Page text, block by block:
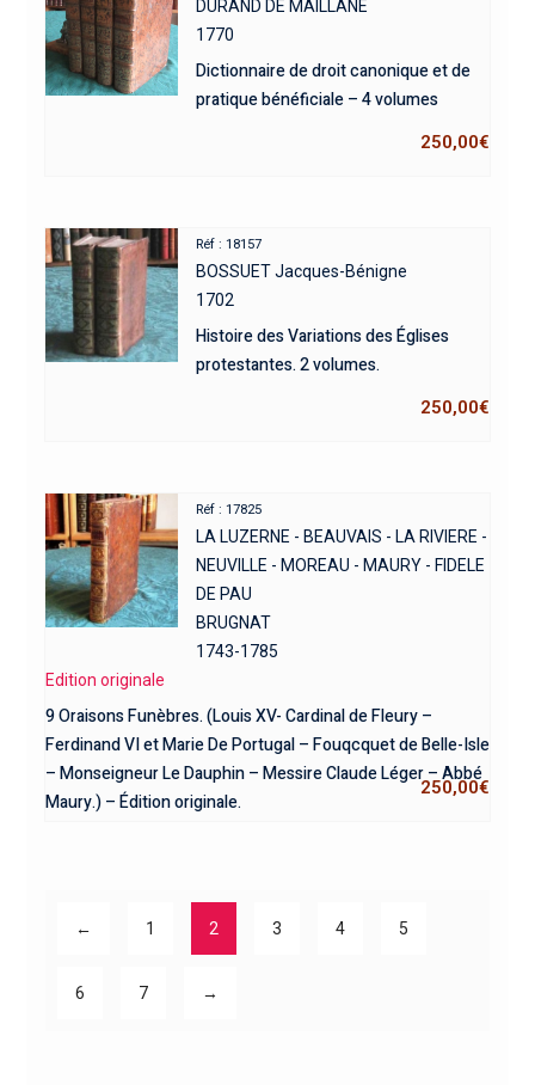
DURAND DE MAILLANE
1770
Dictionnaire de droit canonique et de
pratique bénéficiale – 4 volumes
250,00€
Réf : 18157
BOSSUET Jacques-Bénigne
1702
Histoire des Variations des Églises
protestantes. 2 volumes.
250,00€
Réf : 17825
LA LUZERNE - BEAUVAIS - LA RIVIERE -
NEUVILLE - MOREAU - MAURY - FIDELE
DE PAU
BRUGNAT
1743-1785
Edition originale
9 Oraisons Funèbres. (Louis XV- Cardinal de Fleury –
Ferdinand VI et Marie De Portugal – Fouqcquet de Belle-Isle
– Monseigneur Le Dauphin – Messire Claude Léger – Abbé
Maury.) – Édition originale.
250,00€
← 1 2 3 4 5
6 7 →